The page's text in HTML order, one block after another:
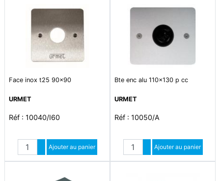
Face inox t25 90x90
URMET
Réf : 10040/I60
Quantité
Augmenter quantité
Diminuer quantité
Ajouter au panier
Bte enc alu 110x130 p cc
URMET
Réf : 10050/A
Quantité
Augmenter quantité
Diminuer quantité
Ajouter au panier